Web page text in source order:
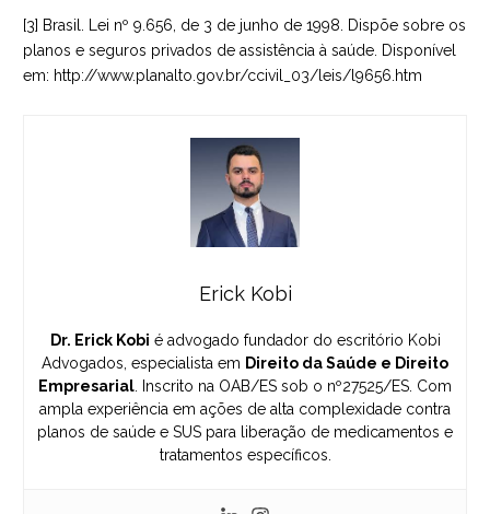
[3] Brasil. Lei nº 9.656, de 3 de junho de 1998. Dispõe sobre os
planos e seguros privados de assistência à saúde. Disponível
em: http://www.planalto.gov.br/ccivil_03/leis/l9656.htm
Erick Kobi
Dr. Erick Kobi é advogado fundador do escritório Kobi
Advogados, especialista em Direito da Saúde e Direito
Empresarial. Inscrito na OAB/ES sob o nº27525/ES. Com
ampla experiência em ações de alta complexidade contra
planos de saúde e SUS para liberação de medicamentos e
tratamentos específicos.